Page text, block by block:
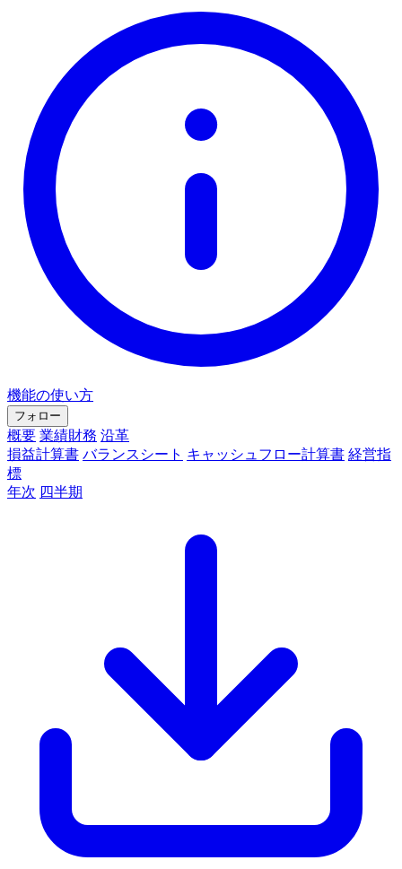
機能の使い方
フォロー
概要 業績財務 沿革
損益計算書 バランスシート キャッシュフロー計算書 経営指
標
年次 四半期